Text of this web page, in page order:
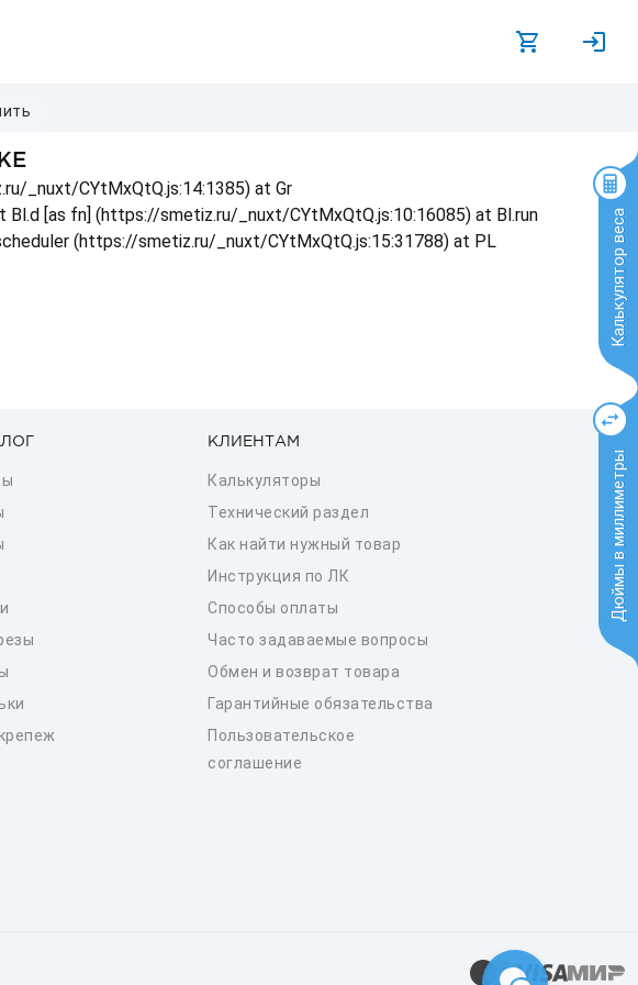
Калькулятор веса
Дюймы в миллиметры
_nuxt/CYtMxQtQ.js:14:1385) at Gr
[as fn] (https://smetiz.ru/_nuxt/CYtMxQtQ.js:10:16085) at Bl.run
(https://smetiz.ru/_nuxt/CYtMxQtQ.js:15:31788) at PL
КЛИЕНТАМ
Калькуляторы
Технический раздел
Как найти нужный товар
Инструкция по ЛК
Способы оплаты
Часто задаваемые вопросы
Обмен и возврат товара
Гарантийные обязательства
Пользовательское
соглашение